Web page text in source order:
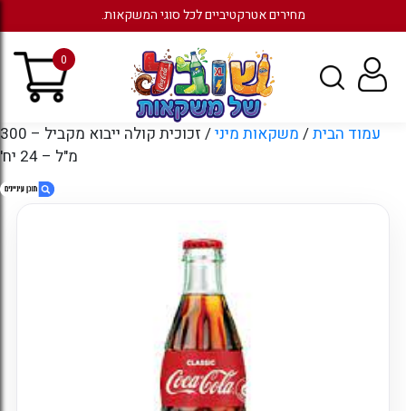
מחירים אטרקטיביים לכל סוגי המשקאות.
0
עמוד הבית/ משקאות מיני
/ זכוכית קולה ייבוא מקביל – 300
מ"ל – 24 יח'